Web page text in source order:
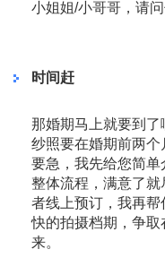
小姐姐/小哥哥，请
时间赶
那婚期马上就要到
纱照要在婚期前两
要急，我先给您简
整体流程，满意了
者线上预订，我再
快的拍摄档期，争
来。